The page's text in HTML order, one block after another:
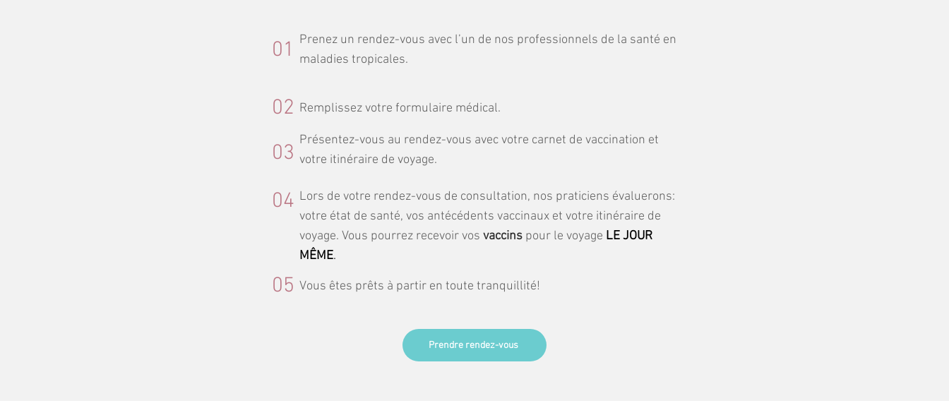
01
Prenez un rendez-vous avec l’un de nos professionnels de la santé en
maladies tropicales.
02 Remplissez votre formulaire médical.
03
Présentez-vous au rendez-vous avec votre carnet de vaccination et
votre itinéraire de voyage.
04 Lors de votre rendez-vous de consultation, nos praticiens évaluerons:
votre état de santé, vos antécédents vaccinaux et votre itinéraire de
voyage. Vous pourrez recevoir vos vaccins pour le voyage LE JOUR
MÊME.
05 Vous êtes prêts à partir en toute tranquillité!
Prendre rendez-vous